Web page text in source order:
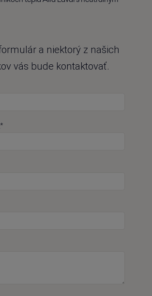
a niektorý z našich
vás bude kontaktovať.